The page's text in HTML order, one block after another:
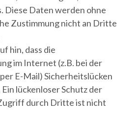
Diese Daten werden ohne
Zustimmung nicht an Dritte
hin, dass die
im Internet (z.B. bei der
E-Mail) Sicherheitslücken
lückenloser Schutz der
durch Dritte ist nicht